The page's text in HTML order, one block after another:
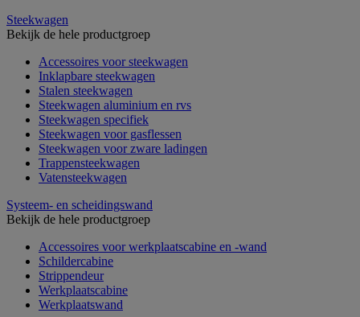
Steekwagen
Bekijk de hele productgroep
Accessoires voor steekwagen
Inklapbare steekwagen
Stalen steekwagen
Steekwagen aluminium en rvs
Steekwagen specifiek
Steekwagen voor gasflessen
Steekwagen voor zware ladingen
Trappensteekwagen
Vatensteekwagen
Systeem- en scheidingswand
Bekijk de hele productgroep
Accessoires voor werkplaatscabine en -wand
Schildercabine
Strippendeur
Werkplaatscabine
Werkplaatswand